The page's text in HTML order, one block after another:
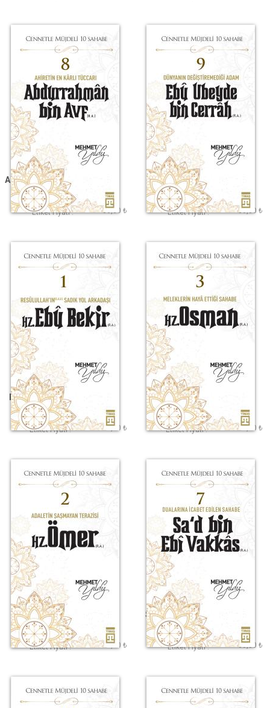
Abdurrahman Bin Avf
(R.A.)
Mehmet Yıldız
Etiket Fiyatı : 80,00 ₺
Ebu Ubeyde Bin
Cerrah (R.A.)
Mehmet Yıldız
Etiket Fiyatı : 80,00 ₺
Hz. Ebu Bekir (R.A.)
Mehmet Yıldız
Etiket Fiyatı : 110,00 ₺
Hz. Osman (R.A.)
Mehmet Yıldız
Etiket Fiyatı : 110,00 ₺
Hz. Ömer (R.A.)
Mehmet Yıldız
Etiket Fiyatı : 120,00 ₺
Sad Bin Ebi Vakkas
(R.A.)
Mehmet Yıldız
Etiket Fiyatı : 80,00 ₺